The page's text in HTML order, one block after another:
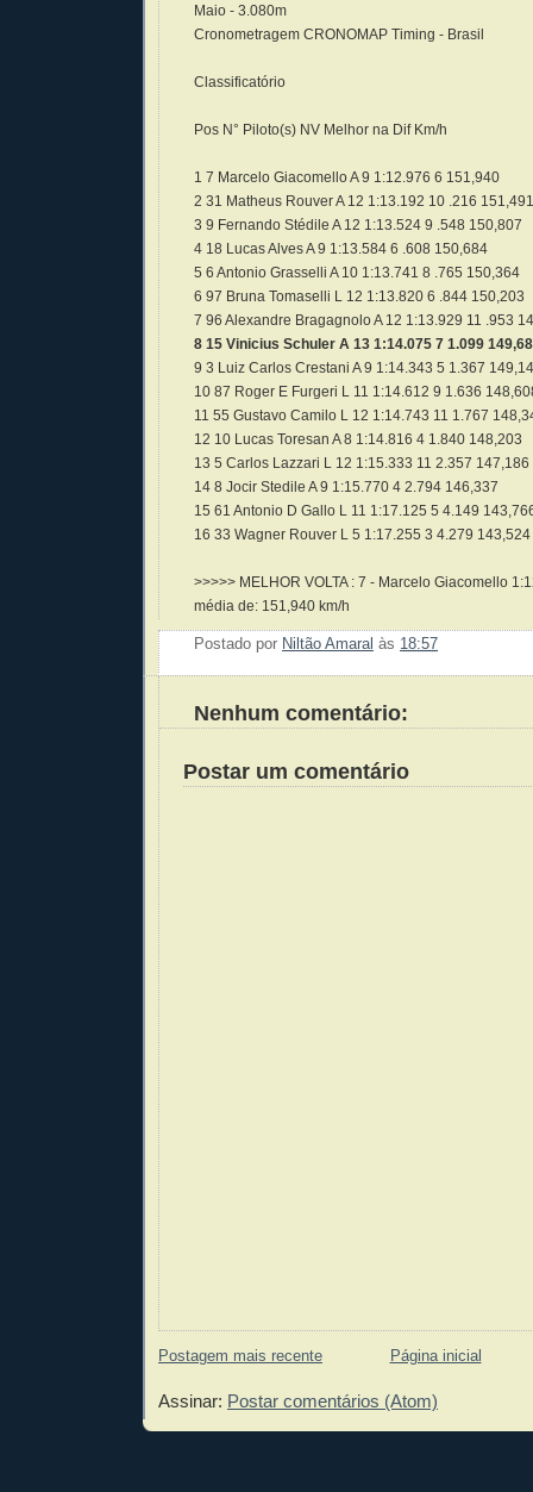
Maio - 3.080m
Cronometragem CRONOMAP Timing - Brasil
Classificatório
Pos N° Piloto(s) NV Melhor na Dif Km/h
1 7 Marcelo Giacomello A 9 1:12.976 6 151,940
2 31 Matheus Rouver A 12 1:13.192 10 .216
3 9 Fernando Stédile A 12 1:13.524 9 .548 150,807
4 18 Lucas Alves A 9 1:13.584 6 .608 150,684
5 6 Antonio Grasselli A 10 1:13.741 8 .765 150,364
6 97 Bruna Tomaselli L 12 1:13.820 6 .844 150,203
7 96 Alexandre Bragagnolo A 12 1:13.929 11 .953
8 15 Vinicius Schuler A 13 1:14.075 7 1.099
9 3 Luiz Carlos Crestani A 9 1:14.343 5 1.367
10 87 Roger E Furgeri L 11 1:14.612 9 1.636
11 55 Gustavo Camilo L 12 1:14.743 11 1.767
12 10 Lucas Toresan A 8 1:14.816 4 1.840 148,203
13 5 Carlos Lazzari L 12 1:15.333 11 2.357 147,186
14 8 Jocir Stedile A 9 1:15.770 4 2.794 146,337
15 61 Antonio D Gallo L 11 1:17.125 5 4.149
16 33 Wagner Rouver L 5 1:17.255 3 4.279 143,524
>>>>> MELHOR VOLTA : 7 - Marcelo Giacomello
média de: 151,940 km/h
Postado por Niltão Amaral às 18:57
Nenhum comentário:
Postar um comentário
Postagem mais recente Página inicial
Assinar: Postar comentários (Atom)